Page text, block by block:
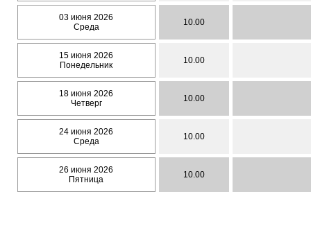
03 июня 2026
Среда
10.00
15 июня 2026
Понедельник
10.00
18 июня 2026
Четверг
10.00
24 июня 2026
Среда
10.00
26 июня 2026
Пятница
10.00